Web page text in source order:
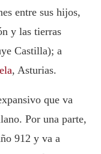
entre sus hijos,
y las tierras
Castilla); a
, Asturias.
que va
Por una parte,
912 y va a